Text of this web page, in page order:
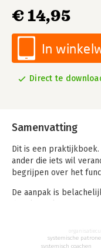
€ 14,95
In
Direct te
Samenvatting
Dit is een
ander die iets wil
begrijpen over het
De aanpak is
zien om weer omzet
gaan zien om een
systemisch coachen
systemische